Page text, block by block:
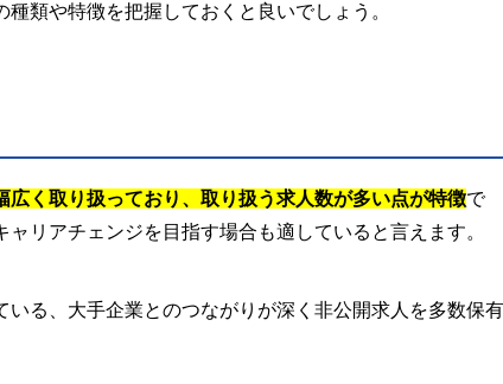
類や特徴を把握しておくと良いでしょう。
広く取り扱っており、取り扱う求人数が多い点が特徴で
リアチェンジを目指す場合も適していると言えます。
る、大手企業とのつながりが深く非公開求人を多数保有